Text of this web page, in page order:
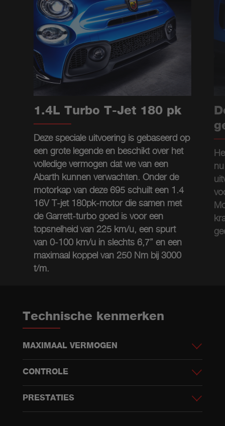
1.4L Turbo T-Jet 180 pk
Deze speciale uitvoering is gebaseerd op
een grote legende en beschikt over het
volledige vermogen dat we van een
Abarth kunnen verwachten. Onder de
motorkap van deze 695 schuilt een 1.4
16V T-jet 180pk-motor die samen met
de Garrett-turbo goed is voor een
topsnelheid van 225 km/u, een spurt
van 0-100 km/u in slechts 6,7” en een
maximaal koppel van 250 Nm bij 3000
t/m.
Technische kenmerken
MAXIMAAL VERMOGEN
CONTROLE
PRESTATIES